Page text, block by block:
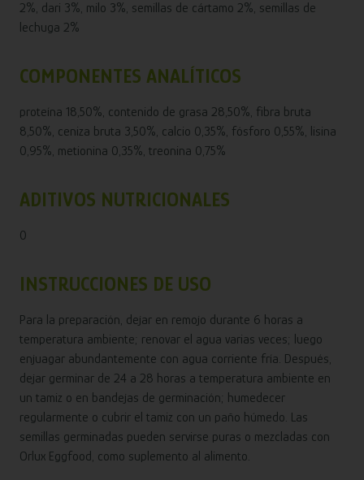
2%, dari 3%, milo 3%, semillas de cártamo 2%, semillas de
lechuga 2%
COMPONENTES ANALÍTICOS
proteína 18,50%, contenido de grasa 28,50%, fibra bruta
8,50%, ceniza bruta 3,50%, calcio 0,35%, fósforo 0,55%, lisina
0,95%, metionina 0,35%, treonina 0,75%
ADITIVOS NUTRICIONALES
0
INSTRUCCIONES DE USO
Para la preparación, dejar en remojo durante 6 horas a
temperatura ambiente; renovar el agua varias veces; luego
enjuagar abundantemente con agua corriente fría. Después,
dejar germinar de 24 a 28 horas a temperatura ambiente en
un tamiz o en bandejas de germinación; humedecer
regularmente o cubrir el tamiz con un paño húmedo. Las
semillas germinadas pueden servirse puras o mezcladas con
Orlux Eggfood, como suplemento al alimento.